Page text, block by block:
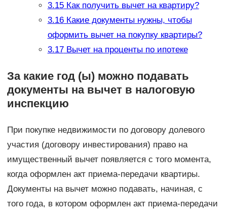
3.15Как получить вычет на квартиру?
3.16Какие документы нужны, чтобы
оформить вычет на покупку квартиры?
3.17Вычет на проценты по ипотеке
За какие год (ы) можно подавать
документы на вычет в налоговую
инспекцию
При покупке недвижимости по договору долевого
участия (договору инвестирования) право на
имущественный вычет появляется с того момента,
когда оформлен акт приема-передачи квартиры.
Документы на вычет можно подавать, начиная, с
того года, в котором оформлен акт приема-передачи